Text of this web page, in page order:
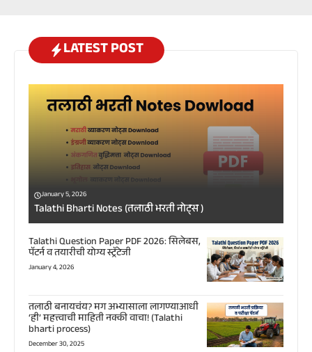
LATEST POST
January 5, 2026
Talathi Bharti Notes (तलाठी भरती नोट्स )
Talathi Question Paper PDF 2026: सिलेबस,
पॅटर्न व तयारीची योग्य स्ट्रॅटेजी
January 4, 2026
तलाठी बनायचंय? मग अभ्यासाला लागण्याआधी
‘ही’ महत्त्वाची माहिती नक्की वाचा! (Talathi
bharti process)
December 30, 2025